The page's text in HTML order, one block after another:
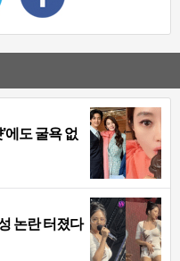
에도 굴욕 없
논란 터졌다